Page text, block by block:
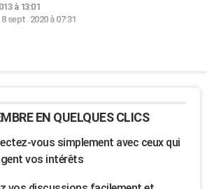
à 13:01
8 sept. 2020 à 07:31
EN QUELQUES CLICS
vous simplement avec ceux qui
vos intérêts